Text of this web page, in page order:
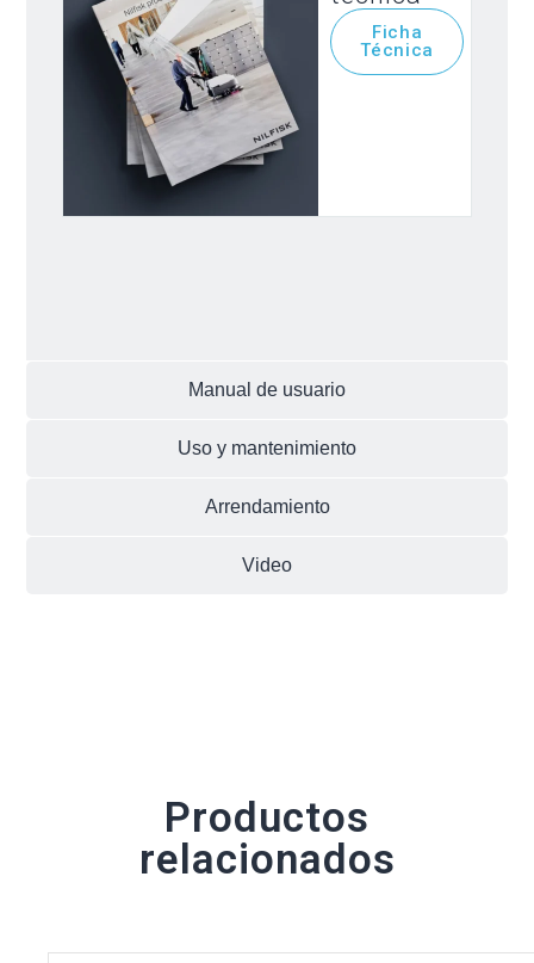
Manual de usuario
Uso y mantenimiento
Arrendamiento
Video
Ficha
Técnica
Productos
relacionados